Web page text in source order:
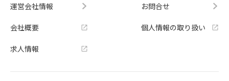
運営会社情報
会社概要
求人情報
お問合せ
個人情報の取り扱い